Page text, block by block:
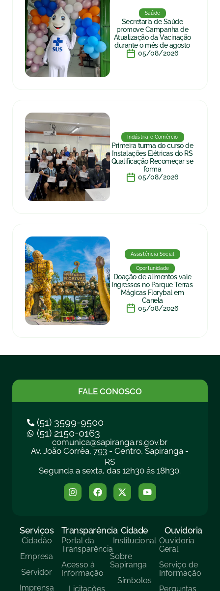
Saúde
Secretaria de Saúde
promove Campanha de
Atualização da Vacinação
durante o mês de agosto
05/08/2026
Indústria e Comércio
Primeira turma do curso de
Instalações Elétricas do RS
Qualificação Recomeçar se
forma
05/08/2026
Assistência Social
Oportunidade
Doação de alimentos vale
ingressos no Parque Terras
Mágicas Florybal em
Canela
05/08/2026
FALE CONOSCO
(51) 3599-9500
(51) 2150-0163
comunica@sapiranga.rs.gov.br
Av. João Corrêa, 793 - Centro, Sapiranga -
RS
Segunda a sexta, das 12h30 às 18h30.
Serviços
Cidadão
Empresa
Servidor
Imprensa
Transparência
Portal da
Transparência
Acesso à
Informação
Licitações
Cidade
Institucional
Sobre
Sapiranga
Símbolos
Ouvidoria
Ouvidoria
Geral
Serviço de
Informação
Perguntas